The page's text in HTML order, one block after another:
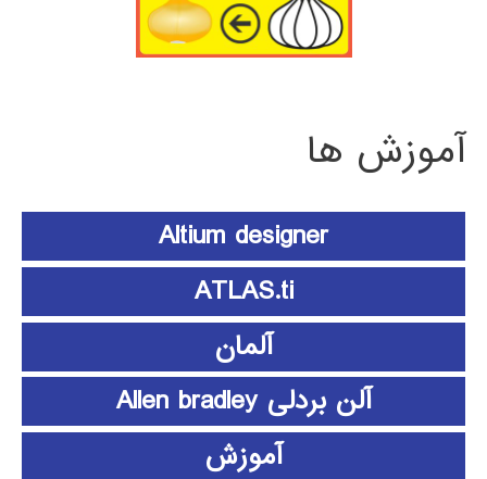
آموزش ها
Altium designer
ATLAS.ti
آلمان
آلن بردلی Allen bradley
آموزش